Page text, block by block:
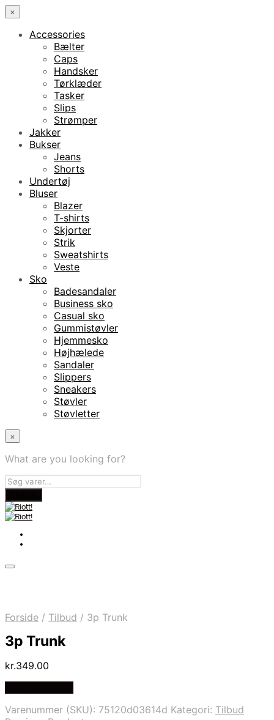
×
Accessories
Bælter
Caps
Handsker
Tørklæder
Tasker
Slips
Strømper
Jakker
Bukser
Jeans
Shorts
Undertøj
Bluser
Blazer
T-shirts
Skjorter
Strik
Sweatshirts
Veste
Sko
Badesandaler
Business sko
Casual sko
Gummistøvler
Hjemmesko
Højhælede
Sandaler
Slippers
Sneakers
Støvler
Støvletter
×
What are you looking for?
Forside / Tilbud / 3p Trunk
3p Trunk
kr.349.00
Varenummer (SKU): 75120d03614d Kategori: Tilbud